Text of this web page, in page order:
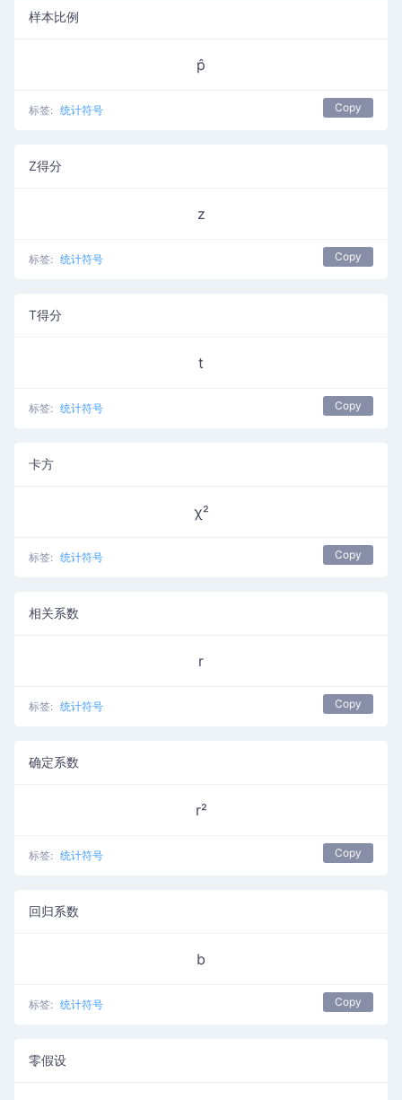
样本比例
p̂
标签: 统计符号 Copy
Z得分
z
标签: 统计符号 Copy
T得分
t
标签: 统计符号 Copy
卡方
χ²
标签: 统计符号 Copy
相关系数
r
标签: 统计符号 Copy
确定系数
r²
标签: 统计符号 Copy
回归系数
b
标签: 统计符号 Copy
零假设